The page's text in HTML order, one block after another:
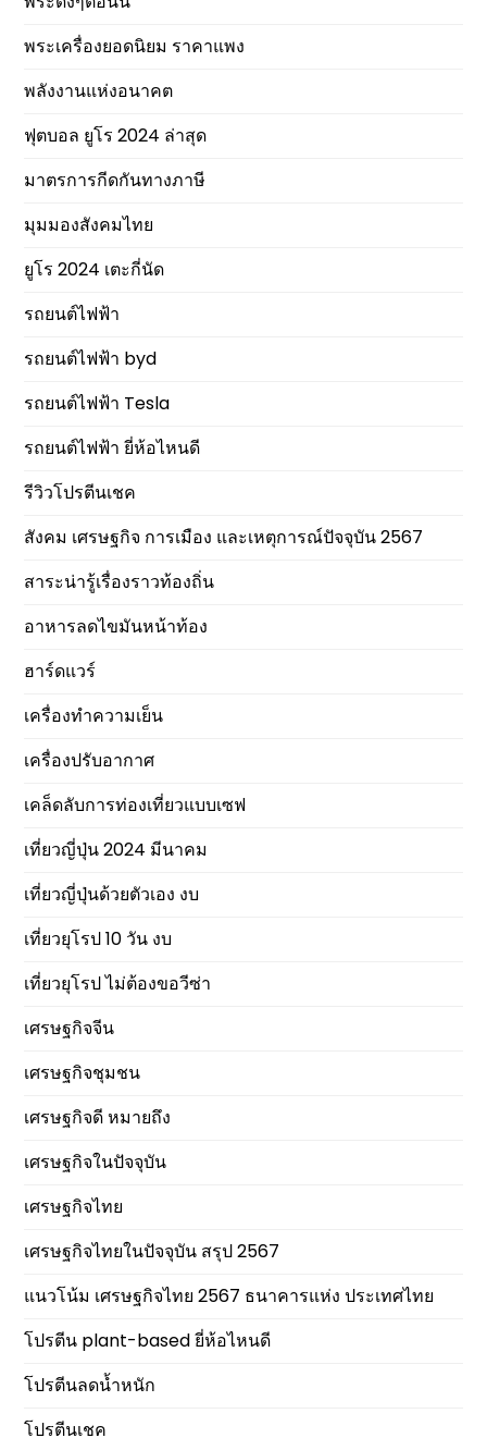
พระเครื่องยอดนิยม ราคาแพง
พลังงานแห่งอนาคต
ฟุตบอล ยูโร 2024 ล่าสุด
มาตรการกีดกันทางภาษี
มุมมองสังคมไทย
ยูโร 2024 เตะกี่นัด
รถยนต์ไฟฟ้า
รถยนต์ไฟฟ้า byd
รถยนต์ไฟฟ้า Tesla
รถยนต์ไฟฟ้า ยี่ห้อไหนดี
รีวิวโปรตีนเชค
สังคม เศรษฐกิจ การเมือง และเหตุการณ์ปัจจุบัน 2567
สาระน่ารู้เรื่องราวท้องถิ่น
อาหารลดไขมันหน้าท้อง
ฮาร์ดแวร์
เครื่องทำความเย็น
เครื่องปรับอากาศ
เคล็ดลับการท่องเที่ยวแบบเซฟ
เที่ยวญี่ปุ่น 2024 มีนาคม
เที่ยวญี่ปุ่นด้วยตัวเอง งบ
เที่ยวยุโรป 10 วัน งบ
เที่ยวยุโรป ไม่ต้องขอวีซ่า
เศรษฐกิจจีน
เศรษฐกิจชุมชน
เศรษฐกิจดี หมายถึง
เศรษฐกิจในปัจจุบัน
เศรษฐกิจไทย
เศรษฐกิจไทยในปัจจุบัน สรุป 2567
แนวโน้ม เศรษฐกิจไทย 2567 ธนาคารแห่ง ประเทศไทย
โปรตีน plant-based ยี่ห้อไหนดี
โปรตีนลดน้ำหนัก
โปรตีนเชค